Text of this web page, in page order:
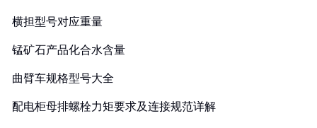
横担型号对应重量
锰矿石产品化合水含量
曲臂车规格型号大全
配电柜母排螺栓力矩要求及连接规范详解